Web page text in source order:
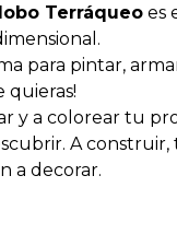
Terráqueoes
para pintar,
quieras!
y a colorear tu
A construir,
a decorar.